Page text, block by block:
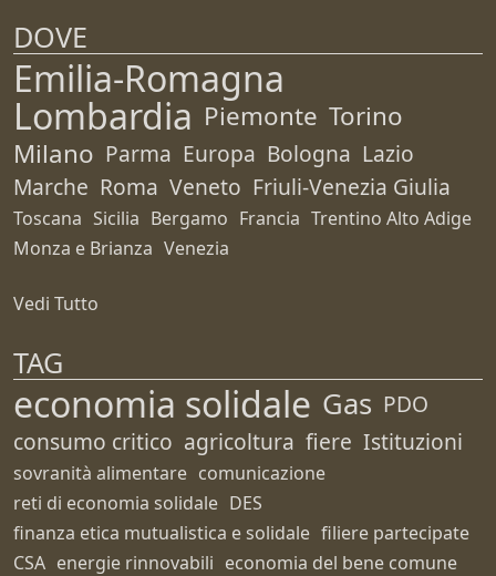
DOVE
Emilia-Romagna
Lombardia Piemonte Torino
Milano Parma Europa Bologna Lazio
Marche Roma Veneto Friuli-Venezia Giulia
Toscana Sicilia Bergamo Francia Trentino Alto Adige
Monza e Brianza Venezia
Vedi Tutto
TAG
economia solidale Gas PDO
consumo critico agricoltura fiere Istituzioni
sovranità alimentare comunicazione
reti di economia solidale DES
finanza etica mutualistica e solidale filiere partecipate
CSA energie rinnovabili economia del bene comune